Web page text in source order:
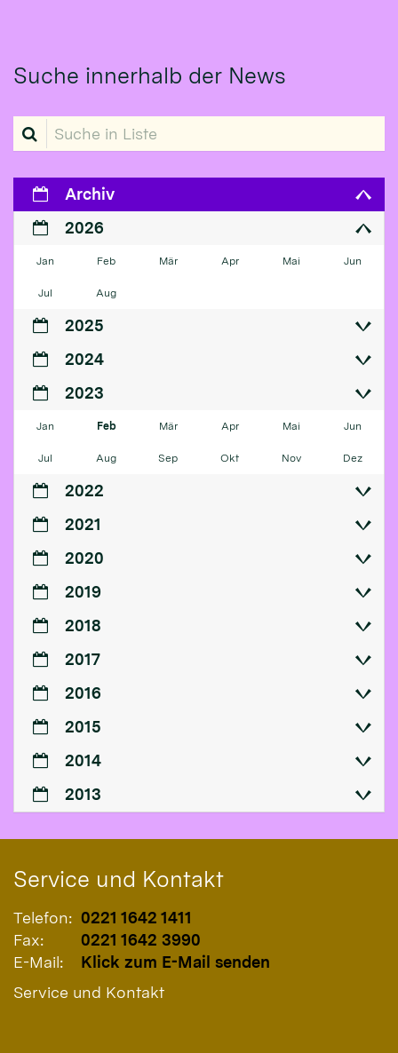
Suche innerhalb der News
Suche in Liste
Archiv
2026
Jan Feb Mär Apr Mai Jun
Jul Aug
2025
2024
2023
Jan Feb Mär Apr Mai Jun
Jul Aug Sep Okt Nov Dez
2022
2021
2020
2019
2018
2017
2016
2015
2014
2013
Service und Kontakt
Telefon: 0221 1642 1411
Fax:
0221 1642 3990
E-Mail:
Klick zum E-Mail senden
Service und Kontakt